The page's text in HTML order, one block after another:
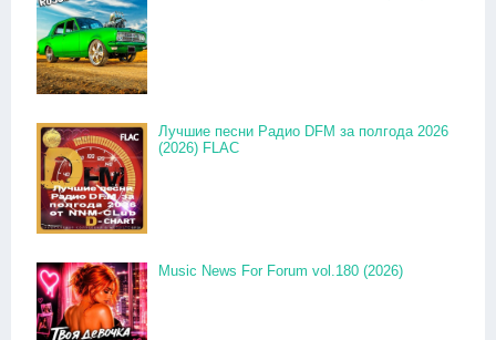
Лучшие песни Радио DFM за полгода 2026
(2026) FLAC
Music News For Forum vol.180 (2026)